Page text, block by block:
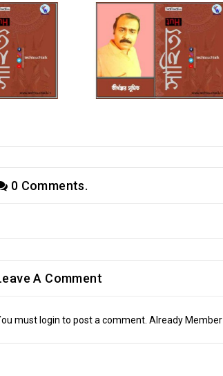
0 Comments.
A Comment
must login to post a comment. Already Member